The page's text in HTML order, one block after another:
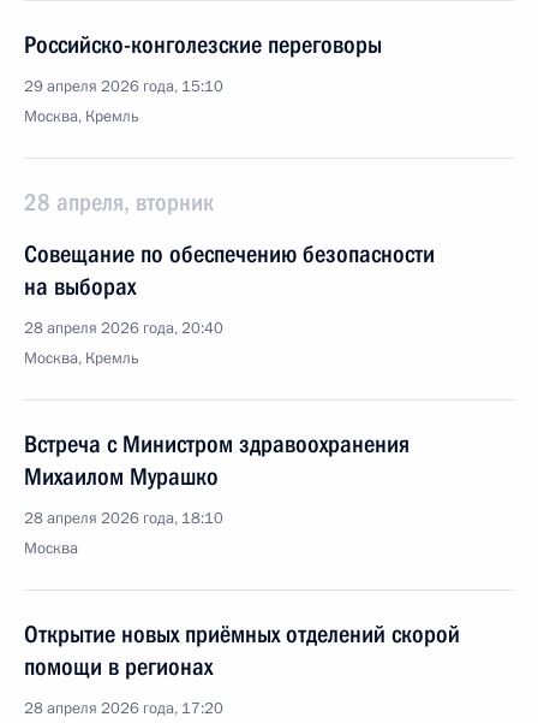
Российско-конголезские переговоры
29 апреля 2026 года, 15:10
Москва, Кремль
28 апреля, вторник
Совещание по обеспечению безопасности
на выборах
28 апреля 2026 года, 20:40
Москва, Кремль
Встреча с Министром здравоохранения
Михаилом Мурашко
28 апреля 2026 года, 18:10
Москва
Открытие новых приёмных отделений скорой
помощи в регионах
28 апреля 2026 года, 17:20